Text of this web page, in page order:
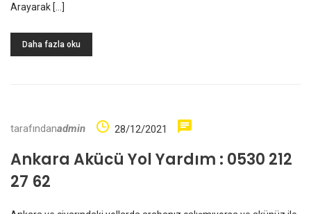
Arayarak […]
Daha fazla oku
tarafındanadmin 28/12/2021
Ankara Akücü Yol Yardım : 0530 212
27 62